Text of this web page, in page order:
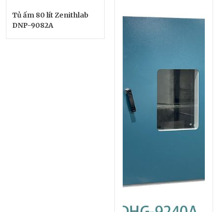
Tủ ấm 80 lít Zenithlab
DNP-9082A